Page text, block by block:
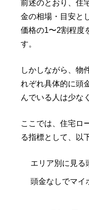
前述のとおり、住
金の相場・目安と
価格の1〜2割程度
す。
しかしながら、物
れぞれ具体的に頭
んでいる人は少な
ここでは、住宅ロ
る指標として、以
エリア別に見る
頭金なしでマイ